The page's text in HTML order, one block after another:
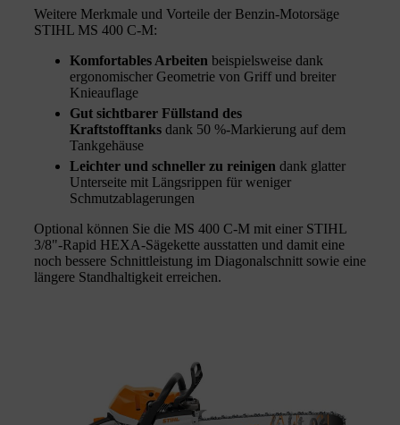
Weitere Merkmale und Vorteile der Benzin-Motorsäge
STIHL MS 400 C-M:
Komfortables Arbeiten beispielsweise dank
ergonomischer Geometrie von Griff und breiter
Knieauflage
Gut sichtbarer Füllstand des
Kraftstofftanks dank 50 %-Markierung auf dem
Tankgehäuse
Leichter und schneller zu reinigen dank glatter
Unterseite mit Längsrippen für weniger
Schmutzablagerungen
Optional können Sie die MS 400 C-M mit einer STIHL
3/8"-Rapid HEXA-Sägekette ausstatten und damit eine
noch bessere Schnittleistung im Diagonalschnitt sowie eine
längere Standhaltigkeit erreichen.